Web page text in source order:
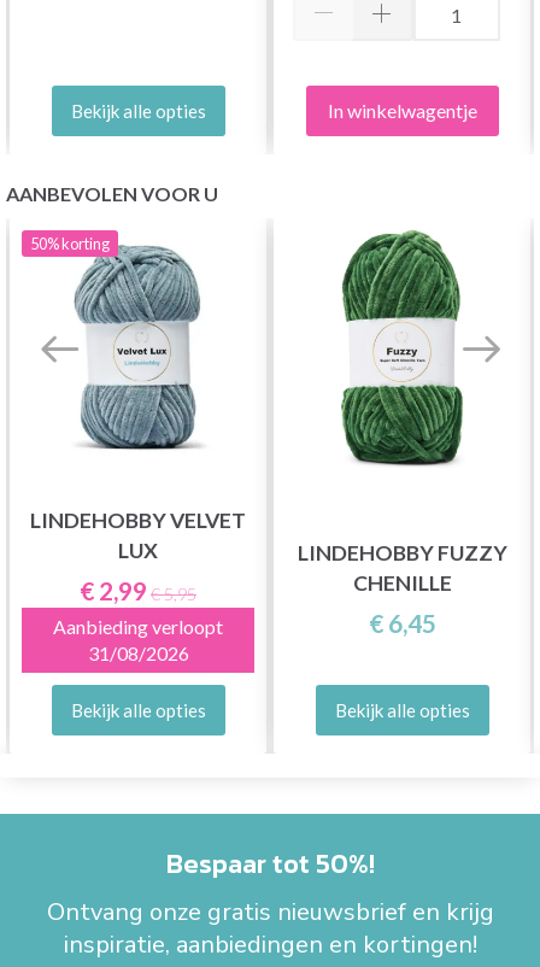
Bekijk alle opties In winkelwagentje
AANBEVOLEN VOOR U
50%korting
LINDEHOBBY VELVET
LUX
€ 2,99 € 5,95
Aanbieding verloopt
31/08/2026
Bekijk alle opties
LINDEHOBBY FUZZY
CHENILLE
€ 6,45
Bekijk alle opties
Bespaar tot 50%!
Ontvang onze gratis nieuwsbrief en krijg
inspiratie, aanbiedingen en kortingen!